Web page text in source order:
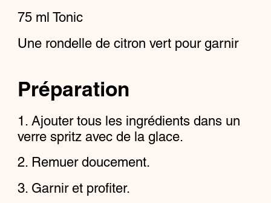
75 ml Tonic
Une rondelle de citron vert pour garnir
Préparation
Ajouter tous les ingrédients dans un
verre spritz avec de la glace.
Remuer doucement.
Garnir et profiter.